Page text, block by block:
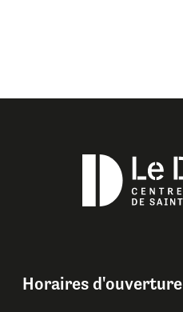
Horaires d'ouverture